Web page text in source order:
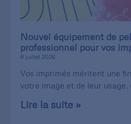
Nouvel équipement de
professionnel pour vos
8 juillet 2026
Vos imprimés méritent une
votre image et de leur
Lire la suite »